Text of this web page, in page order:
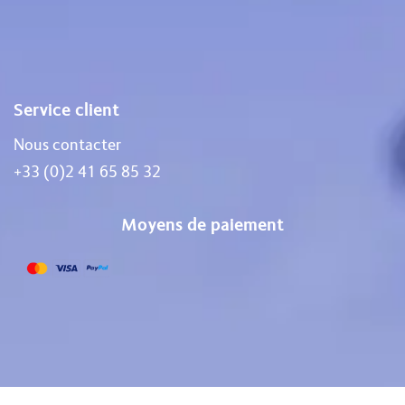
Service client
Nous contacter
+33 (0)2 41 65 85 32
Moyens de paiement